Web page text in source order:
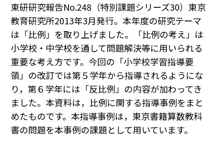
東研研究報告No.248（特別課題シリーズ30）東京
教育研究所2013年3月発行。本年度の研究テーマ
は「比例」を取り上げました。「比例の考え」は
小学校・中学校を通して問題解決等に用いられる
重要な考え方です。今回の「小学校学習指導要
領」の改訂では第５学年から指導されるようにな
り，第６学年には「反比例」の内容が加わってき
ました。本資料は，比例に関する指導事例をまと
めたものです。本指導事例は，東京書籍算数教科
書の問題を本事例の課題として用いています。